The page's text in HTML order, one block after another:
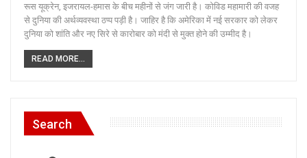
रूस यूक्रेन, इजरायल-हमास के बीच महीनों से जंग जारी है। कोविड महामारी की वजह
से दुनिया की अर्थव्यवस्था ठप्प पड़ी है। जाहिर है कि अमेरिका में नई सरकार को लेकर
दुनिया को शांति और नए सिरे से कारोबार को मंदी से मुक्त होने की उम्मीद है।
READ MORE...
Search